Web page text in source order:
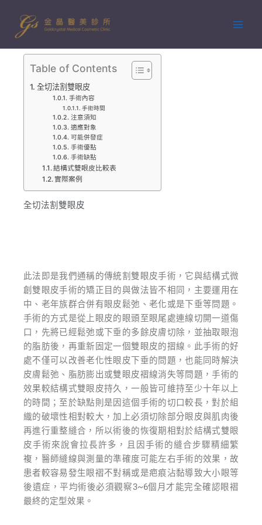
要
Table of Contents
全切法割雙眼皮
手術內容
手術時間
注意須知
適應對象
可能併發症
手術優點
手術缺點
結構式雙眼皮比較表
實際案例
全切法割雙眼皮
此法即是我們通稱的傳統割雙眼皮手術，它與結構式微
創雙眼皮手術的矯正目的與做法皆不相同，主要運用在
中、老年族群合併有眼皮鬆弛、老化或是下垂等問題。
手術的方式是從上眼皮的眼頭至眼尾處連線切開一道傷
口，先將已經鬆弛或下垂的多餘皮膚切除，並抽取眼泡
的脂肪後，再重新固定一個雙眼皮的摺線。此手術的好
處不僅可以改善老化性眼皮下垂的問題，也能同時解決
皮膚鬆弛、脂肪膨出或雙眼皮褶線消失等問題，手術的
效果較結構式雙眼皮持久，一般皆可維持至少十年以上
的時間；至於缺點則是因這個手術的切口較長，對於組
織的破壞性相對較大，加上必須切除部分眼皮與肌肉後
再進行重整縫合，所以術後的恢復期相對於結構式雙眼
皮手術來說會拉長許多，且因手術的縫合步驟精細繁
複，醫師縫線與測量的準確度可能左右手術的效果，故
患者較容易發生眼褶不對稱或是疤痕沾黏導致大小眼等
後遺症，平均術後必須觀察3~6個月才能完全確認眼褶
最終的定型效果。